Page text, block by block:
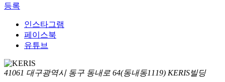
등록
인스타그램
페이스북
유튜브
41061 대구광역시 동구 동내로 64(동내동1119) KERIS빌딩